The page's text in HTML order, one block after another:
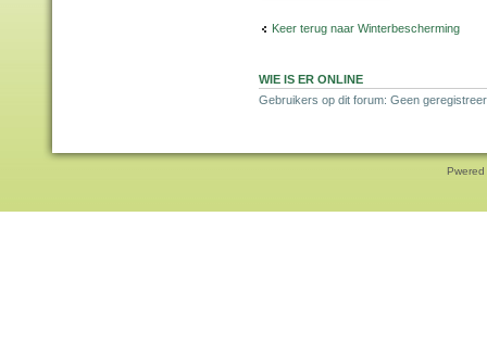
Keer terug naar Winterbescherming
WIE IS ER ONLINE
Gebruikers op dit forum: Geen